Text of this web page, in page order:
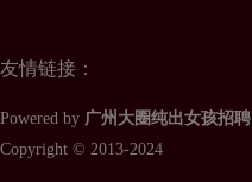
友情链接：
Powered by 广州大圈纯出女孩招聘
Copyright © 2013-2024